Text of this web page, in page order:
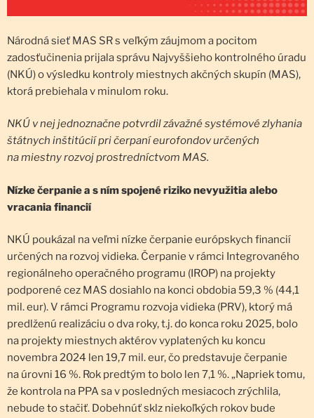
Národná sieť MAS SR s veľkým záujmom a pocitom
zadosťučinenia prijala správu Najvyššieho kontrolného úradu
(NKÚ) o výsledku kontroly miestnych akčných skupín (MAS),
ktorá prebiehala v minulom roku.
NKÚ v nej jednoznačne potvrdil závažné systémové zlyhania
štátnych inštitúcií pri čerpaní eurofondov určených
na miestny rozvoj prostredníctvom MAS.
Nízke čerpanie a s ním spojené riziko nevyužitia alebo
vracania financií
NKÚ poukázal na veľmi nízke čerpanie európskych financií
určených na rozvoj vidieka. Čerpanie v rámci Integrovaného
regionálneho operačného programu (IROP) na projekty
podporené cez MAS dosiahlo na konci obdobia 59,3 % (44,1
mil. eur). V rámci Programu rozvoja vidieka (PRV), ktorý má
predlženú realizáciu o dva roky, t.j. do konca roku 2025, bolo
na projekty miestnych aktérov vyplatených ku koncu
novembra 2024 len 19,7 mil. eur, čo predstavuje čerpanie
na úrovni 16 %. Rok predtým to bolo len 7,1 %. „Napriek tomu,
že kontrola na PPA sa v posledných mesiacoch zrýchlila,
nebude to stačiť. Dobehnúť sklz niekoľkých rokov bude